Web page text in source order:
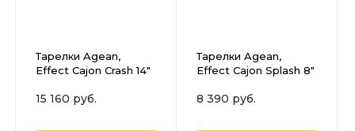
Тарелки Agean,
Effect Cajon Crash 14"
15 160 руб.
Тарелки Agean,
Effect Cajon Splash 8"
8 390 руб.